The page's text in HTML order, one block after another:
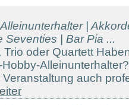
|
Seventies | Bar Pia ...
Trio oder Quartett
Veranstaltung auch